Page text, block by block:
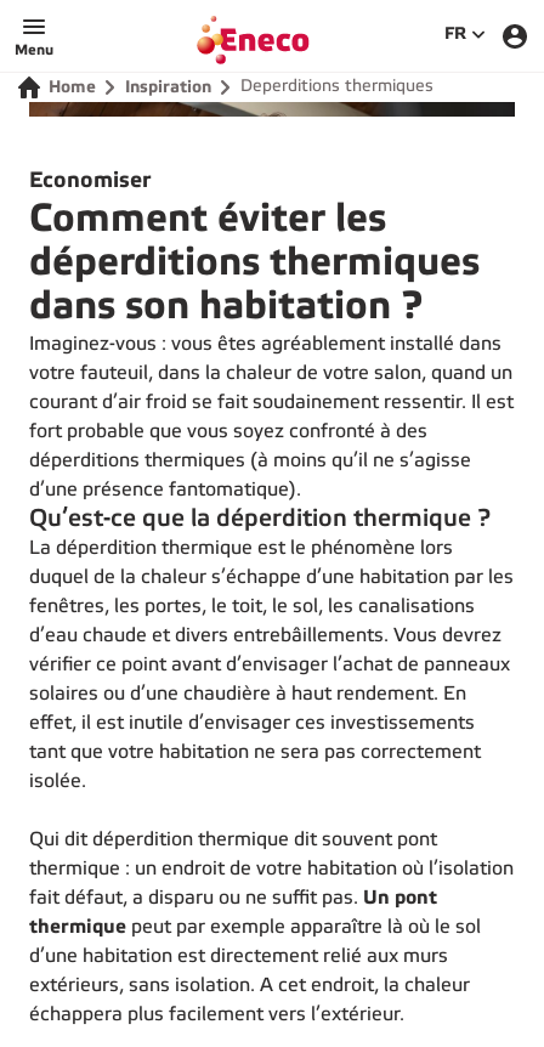
Menu
FR
Home Inspiration Deperditions thermiques
Economiser
Comment éviter les
déperditions thermiques
dans son habitation ?
Imaginez-vous : vous êtes agréablement installé dans
votre fauteuil, dans la chaleur de votre salon, quand un
courant d’air froid se fait soudainement ressentir. Il est
fort probable que vous soyez confronté à des
déperditions thermiques (à moins qu’il ne s’agisse
d’une présence fantomatique).
Qu’est-ce que la déperdition thermique ?
La déperdition thermique est le phénomène lors
duquel de la chaleur s’échappe d’une habitation par les
fenêtres, les portes, le toit, le sol, les canalisations
d’eau chaude et divers entrebâillements. Vous devrez
vérifier ce point avant d’envisager l’achat de panneaux
solaires ou d’une chaudière à haut rendement. En
effet, il est inutile d’envisager ces investissements
tant que votre habitation ne sera pas correctement
isolée.
Qui dit déperdition thermique dit souvent pont
thermique : un endroit de votre habitation où l’isolation
fait défaut, a disparu ou ne suffit pas. Un pont
thermique peut par exemple apparaître là où le sol
d’une habitation est directement relié aux murs
extérieurs, sans isolation. A cet endroit, la chaleur
échappera plus facilement vers l’extérieur.